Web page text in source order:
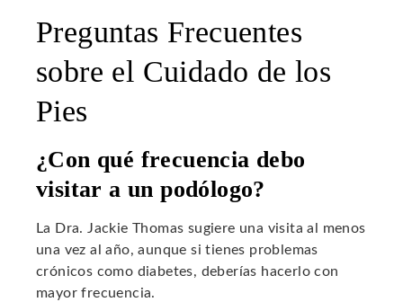
Preguntas Frecuentes
sobre el Cuidado de los
Pies
¿Con qué frecuencia debo
visitar a un podólogo?
La Dra. Jackie Thomas sugiere una visita al menos
una vez al año, aunque si tienes problemas
crónicos como diabetes, deberías hacerlo con
mayor frecuencia.